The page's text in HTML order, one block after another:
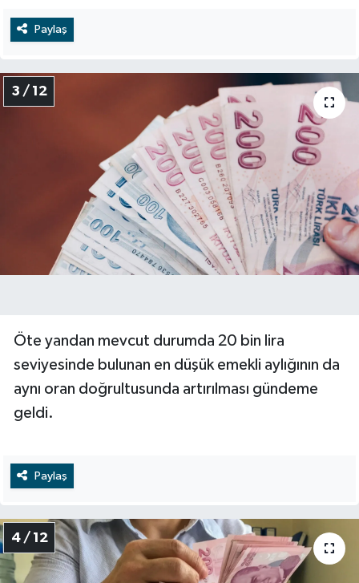
Paylaş
3 / 12
Öte yandan mevcut durumda 20 bin lira
seviyesinde bulunan en düşük emekli aylığının da
aynı oran doğrultusunda artırılması gündeme
geldi.
Paylaş
4 / 12